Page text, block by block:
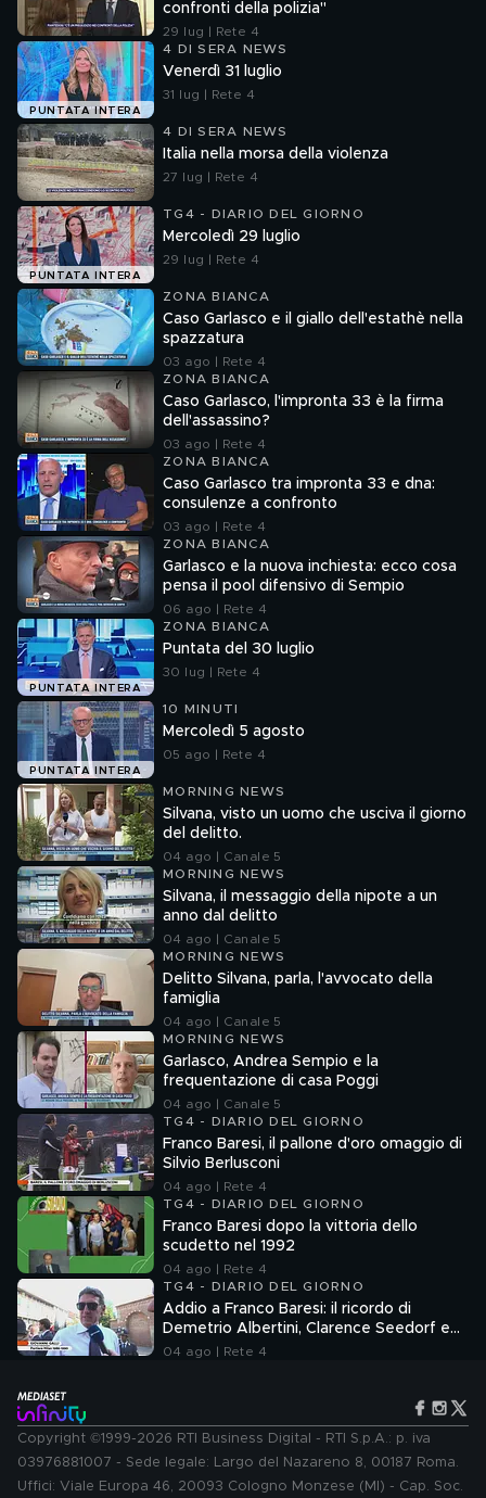
confronti della polizia"
29 lug | Rete 4
PUNTATA INTERA
4 DI SERA NEWS
Venerdì 31 luglio
31 lug | Rete 4
4 DI SERA NEWS
Italia nella morsa della violenza
27 lug | Rete 4
PUNTATA INTERA
TG4 - DIARIO DEL GIORNO
Mercoledì 29 luglio
29 lug | Rete 4
ZONA BIANCA
Caso Garlasco e il giallo dell'estathè nella
spazzatura
03 ago | Rete 4
ZONA BIANCA
Caso Garlasco, l'impronta 33 è la firma
dell'assassino?
03 ago | Rete 4
ZONA BIANCA
Caso Garlasco tra impronta 33 e dna:
consulenze a confronto
03 ago | Rete 4
ZONA BIANCA
Garlasco e la nuova inchiesta: ecco cosa
pensa il pool difensivo di Sempio
06 ago | Rete 4
PUNTATA INTERA
ZONA BIANCA
Puntata del 30 luglio
30 lug | Rete 4
PUNTATA INTERA
10 MINUTI
Mercoledì 5 agosto
05 ago | Rete 4
MORNING NEWS
Silvana, visto un uomo che usciva il giorno
del delitto.
04 ago | Canale 5
MORNING NEWS
Silvana, il messaggio della nipote a un
anno dal delitto
04 ago | Canale 5
MORNING NEWS
Delitto Silvana, parla, l'avvocato della
famiglia
04 ago | Canale 5
MORNING NEWS
Garlasco, Andrea Sempio e la
frequentazione di casa Poggi
04 ago | Canale 5
TG4 - DIARIO DEL GIORNO
Franco Baresi, il pallone d'oro omaggio di
Silvio Berlusconi
04 ago | Rete 4
TG4 - DIARIO DEL GIORNO
Franco Baresi dopo la vittoria dello
scudetto nel 1992
04 ago | Rete 4
TG4 - DIARIO DEL GIORNO
Addio a Franco Baresi: il ricordo di
Demetrio Albertini, Clarence Seedorf e
Giovanni Galli
04 ago | Rete 4
Copyright ©1999-2026 RTI Business Digital - RTI S.p.A.: p. iva
03976881007 - Sede legale: Largo del Nazareno 8, 00187 Roma.
Uffici: Viale Europa 46, 20093 Cologno Monzese (MI) - Cap. Soc.